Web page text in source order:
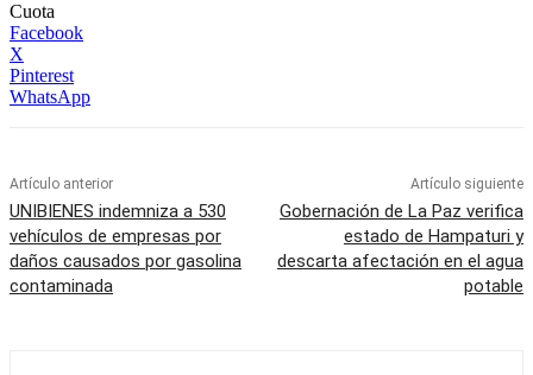
Cuota
Facebook
X
Pinterest
WhatsApp
Artículo anterior
UNIBIENES indemniza a 530
vehículos de empresas por
daños causados por gasolina
contaminada
Artículo siguiente
Gobernación de La Paz verifica
estado de Hampaturi y
descarta afectación en el agua
potable